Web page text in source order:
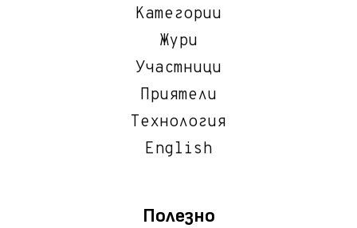
Категории
Жури
Участници
Приятели
Технология
English
Полезно